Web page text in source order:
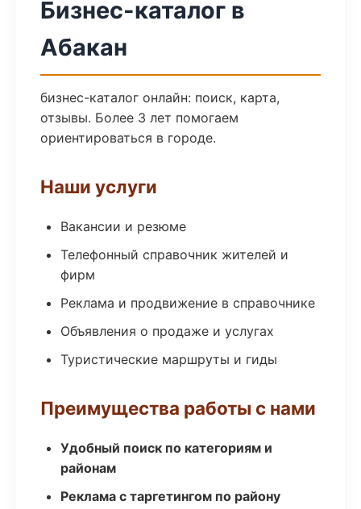
Бизнес-каталог в
Абакан
бизнес-каталог онлайн: поиск, карта,
отзывы. Более 3 лет помогаем
ориентироваться в городе.
Наши услуги
Вакансии и резюме
Телефонный справочник жителей и
фирм
Реклама и продвижение в справочнике
Объявления о продаже и услугах
Туристические маршруты и гиды
Преимущества работы с нами
Удобный поиск по категориям и
районам
Реклама с таргетингом по району